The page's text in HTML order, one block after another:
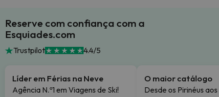
Reserve com confiança com a
Esquiades.com
Trustpilot 4.4/5
Líder em Férias na Neve
Agência N.º1 em Viagens de Ski!
O maior catálogo
Desde os Pirinéus